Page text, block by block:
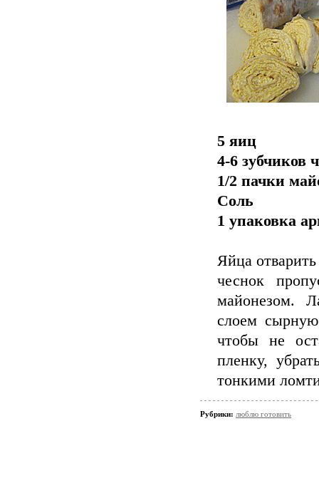
5 яиц
4-6 зубчиков
1/2 пачки
Соль
1 упаковка
Яйца
чеснок
майонезом.
слоем сырную
чтобы не
пленку,
тонкими
Рубрики: люблю готовить